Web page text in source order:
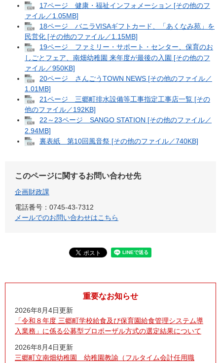
17ページ 健康・福祉インフォメーション [その他のフ
ァイル／1.05MB]
18ページ バニラVISAギフトカード、「あくなみ苑」を
民営化 [その他のファイル／1.15MB]
19ページ ファミリー・サポート・センター、保育のお
しごとフェア、南畑幼稚園 来年度が最後の入園 [その他のフ
ァイル／950KB]
20ページ さんごうTOWN NEWS [その他のファイル／
1.01MB]
21ページ 三郷町排水設備等工事指定工事店一覧 [その
他のファイル／192KB]
22～23ページ SANGO STATION [その他のファイル／
2.94MB]
裏表紙 第10回風音祭 [その他のファイル／740KB]
このページに関するお問い合わせ先
企画財政課
電話番号：0745-43-7312
メールでのお問い合わせはこちら
重要なお知らせ
2026年8月4日更新
「令和８年度 三郷町学校給食及び保育園給食管理システム導
入業務」に係る公募型プロポーザル方式の選定結果について
2026年8月4日更新
三郷町立南畑幼稚園 幼稚園教諭（フルタイム会計任用職